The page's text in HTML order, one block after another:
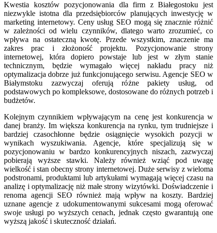
Kwestia kosztów pozycjonowania dla firm z Białegostoku jest
niezwykle istotna dla przedsiębiorców planujących inwestycję w
marketing internetowy. Ceny usług SEO mogą się znacznie różnić
w zależności od wielu czynników, dlatego warto zrozumieć, co
wpływa na ostateczną kwotę. Przede wszystkim, znaczenie ma
zakres prac i złożoność projektu. Pozycjonowanie strony
internetowej, która dopiero powstaje lub jest w złym stanie
technicznym, będzie wymagało więcej nakładu pracy niż
optymalizacja dobrze już funkcjonującego serwisu. Agencje SEO w
Białymstoku zazwyczaj oferują różne pakiety usług, od
podstawowych po kompleksowe, dostosowane do różnych potrzeb i
budżetów.
Kolejnym czynnikiem wpływającym na cenę jest konkurencja w
danej branży. Im większa konkurencja na rynku, tym trudniejsze i
bardziej czasochłonne będzie osiągnięcie wysokich pozycji w
wynikach wyszukiwania. Agencje, które specjalizują się w
pozycjonowaniu w bardzo konkurencyjnych niszach, zazwyczaj
pobierają wyższe stawki. Należy również wziąć pod uwagę
wielkość i stan obecny strony internetowej. Duże serwisy z wieloma
podstronami, produktami lub artykułami wymagają więcej czasu na
analizę i optymalizację niż małe strony wizytówki. Doświadczenie i
renoma agencji SEO również mają wpływ na koszty. Bardziej
uznane agencje z udokumentowanymi sukcesami mogą oferować
swoje usługi po wyższych cenach, jednak często gwarantują one
wyższą jakość i skuteczność działań.